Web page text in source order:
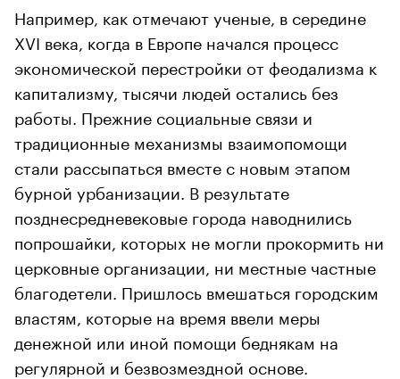
Например, как отмечают ученые, в середине
XVI века, когда в Европе начался процесс
экономической перестройки от феодализма к
капитализму, тысячи людей остались без
работы. Прежние социальные связи и
традиционные механизмы взаимопомощи
стали рассыпаться вместе с новым этапом
бурной урбанизации. В результате
позднесредневековые города наводнились
попрошайки, которых не могли прокормить ни
церковные организации, ни местные частные
благодетели. Пришлось вмешаться городским
властям, которые на время ввели меры
денежной или иной помощи беднякам на
регулярной и безвозмездной основе.